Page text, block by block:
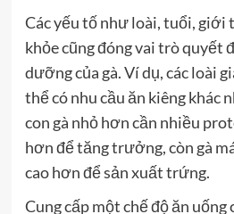
Các yếu tố như loài, tuổi, giới
khỏe cũng đóng vai trò quyết
dưỡng của gà. Ví dụ, các loài
thể có nhu cầu ăn kiêng khác
con gà nhỏ hơn cần nhiều
hơn để tăng trưởng, còn gà
cao hơn để sản xuất trứng.
Cung cấp một chế độ ăn uống